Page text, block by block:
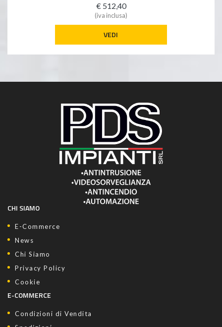
€ 512,40
(iva inclusa)
VEDI
CHI SIAMO
E-Commerce
News
Chi Siamo
Privacy Policy
Cookie
E-COMMERCE
Condizioni di Vendita